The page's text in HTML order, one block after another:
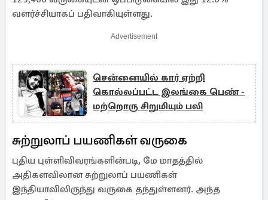
வளர்ச்சியாகப் பதிவாகியுள்ளது.
Advertisement
சென்னையில் கார் ஏற்றி
கொல்லப்பட்ட இலங்கை பெண் -
மற்றொரு சிறுமியும் பலி
சுற்றுலாப் பயணிகள் வருகை
புதிய புள்ளிவிவரங்களின்படி, மே மாதத்தில்
அதிகளவிலான சுற்றுலாப் பயணிகள்
இந்தியாவிலிருந்து வருகை தந்துள்ளனர். அந்த